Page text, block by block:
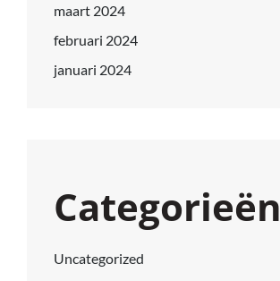
maart 2024
februari 2024
januari 2024
Categorieën
Uncategorized